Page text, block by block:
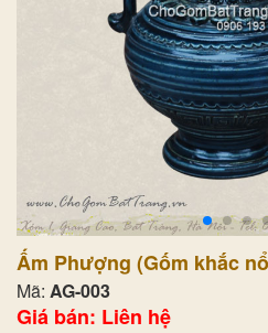
Ấm Phượng (Gốm khắc
Mã: AG-003
Giá bán: Liên hệ